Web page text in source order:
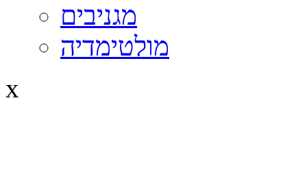
מגניבים
מולטימדיה
x